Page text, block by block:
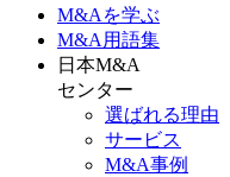
M&Aを学ぶ
M&A 用語集
日本M&A
センター
選ばれる理由
サービス
M&A事例